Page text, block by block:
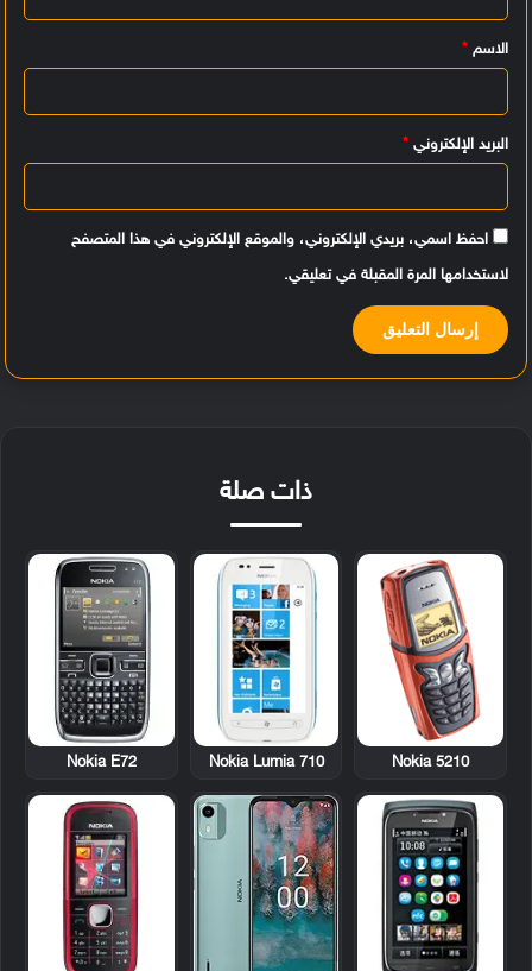
ي
ق
الاسم *
البريد الإلكتروني *
احفظ اسمي، بريدي الإلكتروني، والموقع الإلكتروني في هذا المتصفح
لاستخدامها المرة المقبلة في تعليقي.
ذات صلة
Nokia 5210
Nokia Lumia 710
Nokia E72